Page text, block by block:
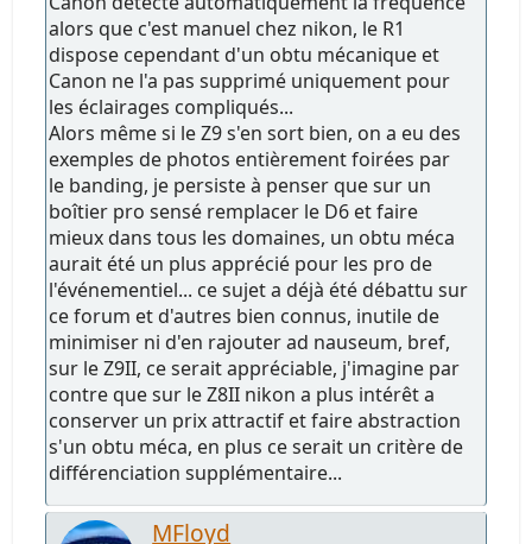
alors que c'est manuel chez nikon, le R1
dispose cependant d'un obtu mécanique et
Canon ne l'a pas supprimé uniquement pour
les éclairages compliqués...
Alors même si le Z9 s'en sort bien, on a eu des
exemples de photos entièrement foirées par
le banding, je persiste à penser que sur un
boîtier pro sensé remplacer le D6 et faire
mieux dans tous les domaines, un obtu méca
aurait été un plus apprécié pour les pro de
l'événementiel... ce sujet a déjà été débattu sur
ce forum et d'autres bien connus, inutile de
minimiser ni d'en rajouter ad nauseum, bref,
sur le Z9II, ce serait appréciable, j'imagine par
contre que sur le Z8II nikon a plus intérêt a
conserver un prix attractif et faire abstraction
s'un obtu méca, en plus ce serait un critère de
différenciation supplémentaire...
MFloyd